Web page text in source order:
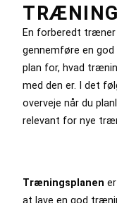
En forberedt
gennemføre en
plan for, hvad
med den er. I det
overveje når du
relevant for nye
Træningsplanen
at lave en god